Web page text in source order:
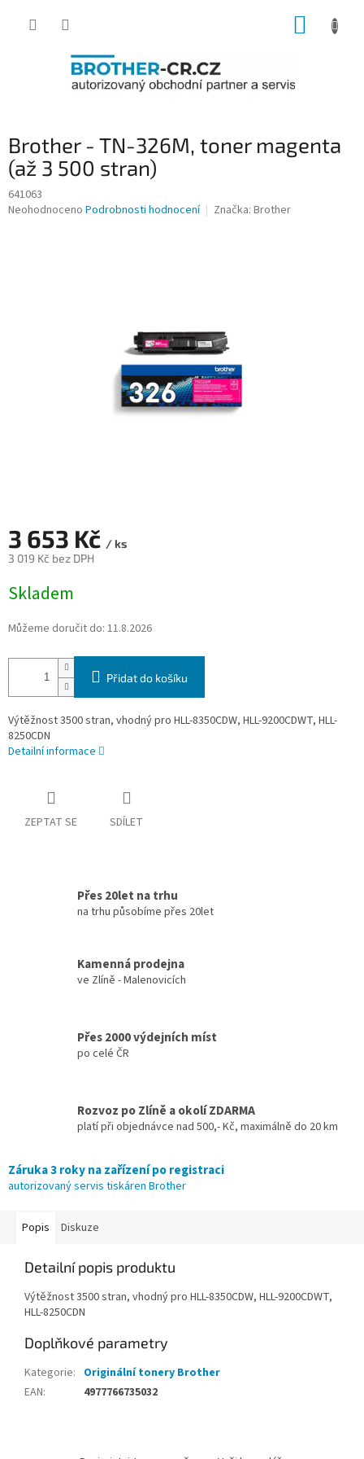
Brother - TN-326M, toner magenta
(až 3 500 stran)
641063
Průměrné
Neohodnoceno Podrobnosti hodnocení Značka: Brother
3 653 Kč / ks
3 019 Kč bez DPH
cena:
Skladem
Můžeme doručit do: 11.8.2026
Přidat do košíku
Výtěžnost 3500 stran, vhodný pro HLL-8350CDW, HLL-9200CDWT, HLL-
8250CDN
Detailní informace
ZEPTAT SE SDÍLET
Přes 20let na trhu
na trhu působíme přes 20let
Kamenná prodejna
ve Zlíně - Malenovicích
Přes 2000 výdejních míst
po celé ČR
Rozvoz po Zlíně a okolí ZDARMA
platí při objednávce nad 500,- Kč, maximálně do 20 km
Záruka 3 roky na zařízení po registraci
autorizovaný servis tiskáren Brother
Popis Diskuze
Detailní popis produktu
Výtěžnost 3500 stran, vhodný pro HLL-8350CDW, HLL-9200CDWT,
HLL-8250CDN
Doplňkové parametry
Kategorie: Originální tonery Brother
EAN: 4977766735032